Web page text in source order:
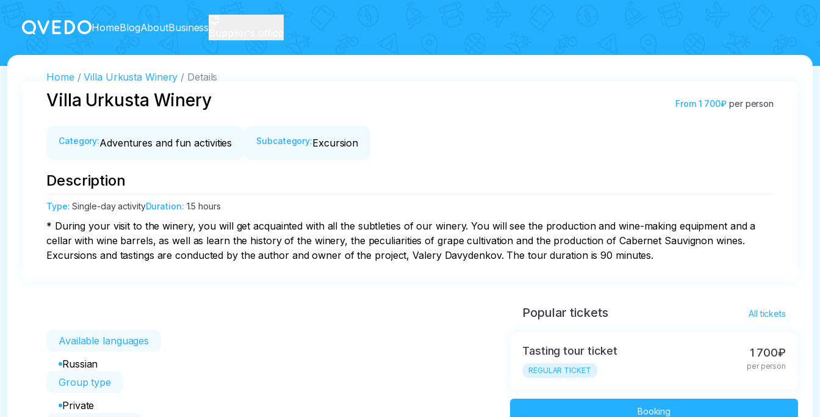
HomeBlogAboutBusiness
Home Villa Urkusta Winery Details
Villa Urkusta Winery From 1 700₽ per person
Category:Adventures and fun activities Subcategory:Excursion
Description
Type:Single-day activityDuration: 1.5 hours
* During your visit to the winery, you will get acquainted with all the subtleties of our winery. You will see the production and wine-making equipment and a
cellar with wine barrels, as well as learn the history of the winery, the peculiarities of grape cultivation and the production of Cabernet Sauvignon wines.
Excursions and tastings are conducted by the author and owner of the project, Valery Davydenkov. The tour duration is 90 minutes.
Available languages
Russian
Group type
Private
Popular tickets All tickets
Tasting tour ticket
REGULAR TICKET
1 700₽
per person
Booking